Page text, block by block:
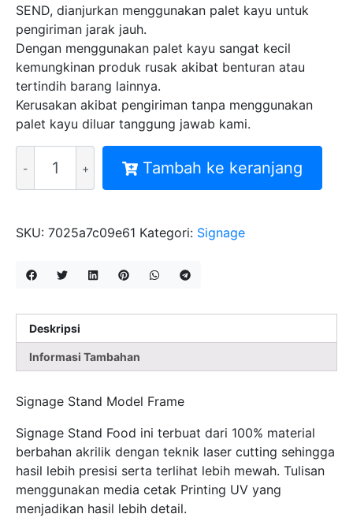
SEND, dianjurkan menggunakan palet kayu untuk
pengiriman jarak jauh.
Dengan menggunakan palet kayu sangat kecil
kemungkinan produk rusak akibat benturan atau
tertindih barang lainnya.
Kerusakan akibat pengiriman tanpa menggunakan
palet kayu diluar tanggung jawab kami.
SIGNAGE
STAND
UV
FRAME
Tambah ke keranjang
SKU: 7025a7c09e61 Kategori: Signage
Deskripsi
Informasi Tambahan
Signage Stand Model Frame
Signage Stand Food ini terbuat dari 100% material
berbahan akrilik dengan teknik laser cutting sehingga
hasil lebih presisi serta terlihat lebih mewah. Tulisan
menggunakan media cetak Printing UV yang
menjadikan hasil lebih detail.